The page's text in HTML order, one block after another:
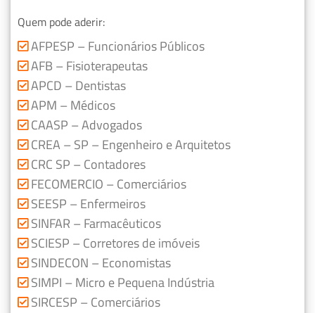
Quem pode aderir:
AFPESP – Funcionários Públicos
AFB – Fisioterapeutas
APCD – Dentistas
APM – Médicos
CAASP – Advogados
CREA – SP – Engenheiro e Arquitetos
CRC SP – Contadores
FECOMERCIO – Comerciários
SEESP – Enfermeiros
SINFAR – Farmacêuticos
SCIESP – Corretores de imóveis
SINDECON – Economistas
SIMPI – Micro e Pequena Indústria
SIRCESP – Comerciários